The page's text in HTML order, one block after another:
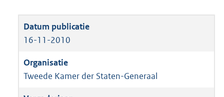
16-11-2010
Tweede Kamer der Staten-Generaal